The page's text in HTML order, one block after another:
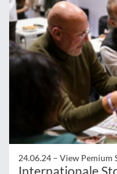
24.06.24 – View Pemium
Internationale